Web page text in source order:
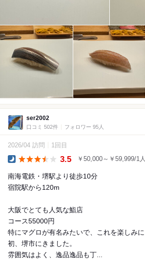
ser2002
口コミ 502件 フォロワー 95人
2026/04 訪問 1回目
3.5 ￥50,000～￥59,999/1人
南海電鉄・堺駅より徒歩10分
宿院駅から120m
大阪でとても人気な鮨店
コース55000円
特にマグロが有名みたいで、これを楽しみに
初、堺市にきました。
雰囲気はよく、逸品逸品も丁...